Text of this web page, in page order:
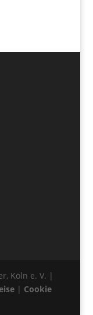
Köln e. V. |
| Cookie